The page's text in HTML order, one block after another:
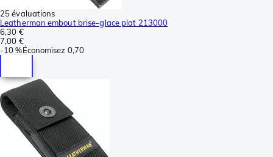
25 évaluations
Leatherman embout brise-glace plat 213000
6,30 €
7,00 €
-10 %Économisez 0,70